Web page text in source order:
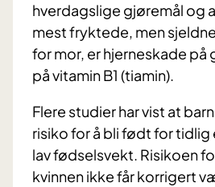
hverdagslige gjøremål og
mest fryktede, men
for mor, er hjerneskade på
på vitamin B1 (tiamin).
Flere studier har vist at
risiko for å bli født for
lav fødselsvekt. Risikoen
kvinnen ikke får korrigert